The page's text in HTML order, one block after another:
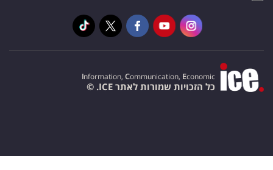
Information, Communication, Economic
כל הזכויות שמורות לאתר ICE. ©